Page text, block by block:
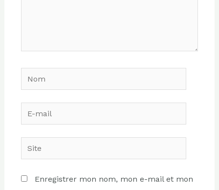
Nom
E-
mail
Site
Enregistrer mon nom, mon e-mail et mon